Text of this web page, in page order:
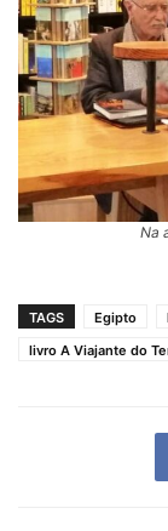
Na
TAGS Egipto
livro A Viajante do